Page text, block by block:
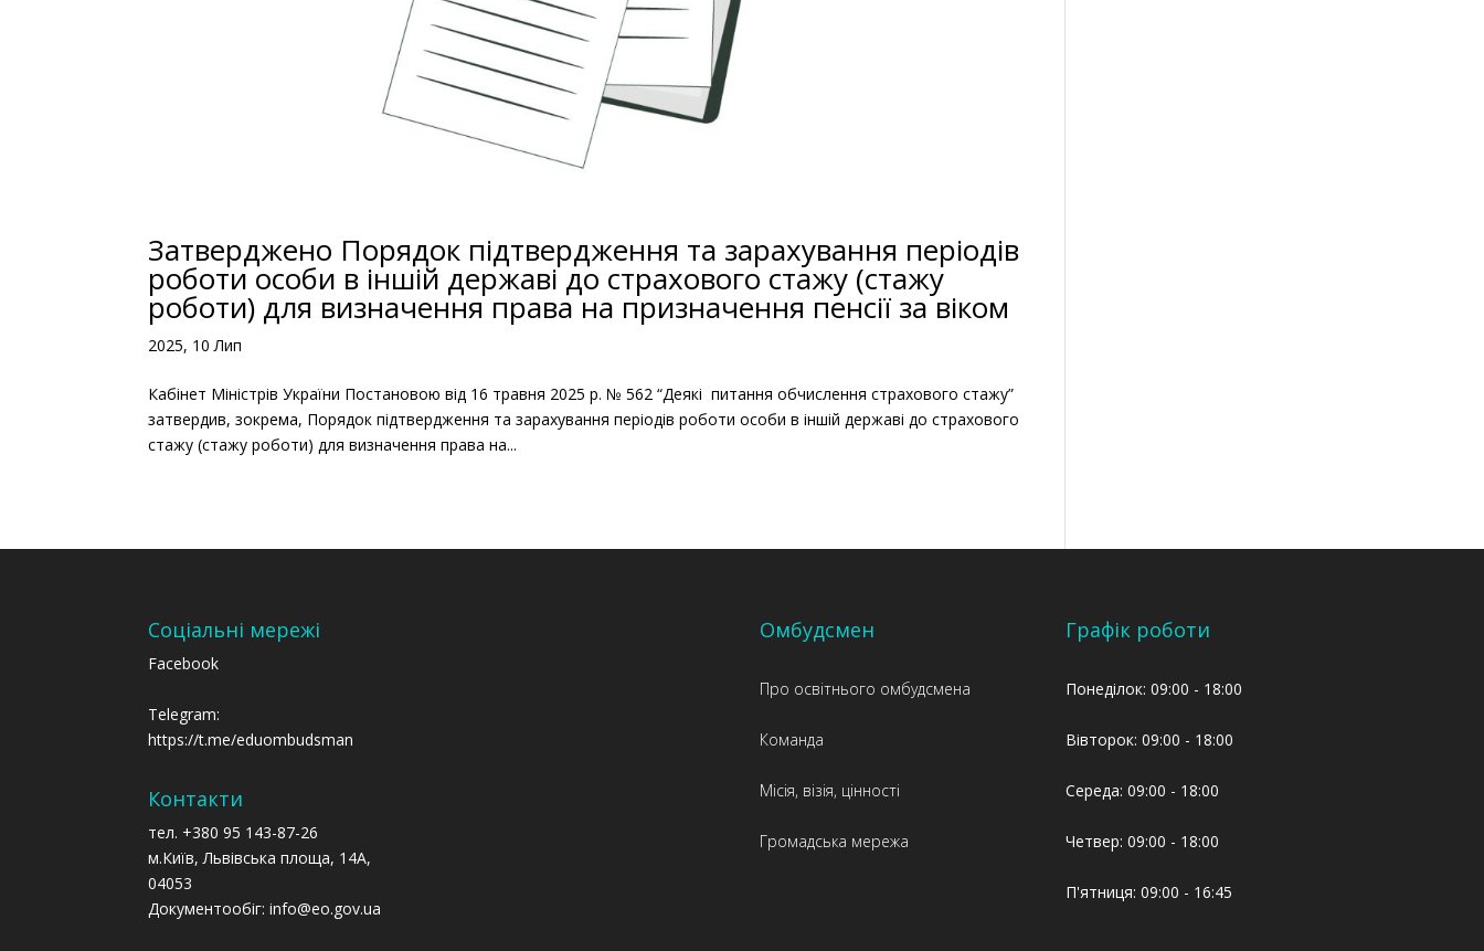
Затверджено Порядок підтвердження та зарахування періодів
роботи особи в іншій державі до страхового стажу (стажу
роботи) для визначення права на призначення пенсії за віком
2025, 10 Лип
Кабінет Міністрів України Постановою від 16 травня 2025 р. № 562 “Деякі питання обчислення страхового стажу”
затвердив, зокрема, Порядок підтвердження та зарахування періодів роботи особи в іншій державі до страхового
стажу (стажу роботи) для визначення права на...
Соціальні мережі
Facebook
Telegram:
https://t.me/eduombudsman
Контакти
тел. +380 95 143-87-26
м.Київ, Львівська площа, 14А,
04053
Документообіг: info@eo.gov.ua
Омбудсмен
Про освітнього омбудсмена
Команда
Місія, візія, цінності
Громадська мережа
Графік роботи
Понеділок: 09:00 - 18:00
Вівторок: 09:00 - 18:00
Середа: 09:00 - 18:00
Четвер: 09:00 - 18:00
П'ятниця: 09:00 - 16:45